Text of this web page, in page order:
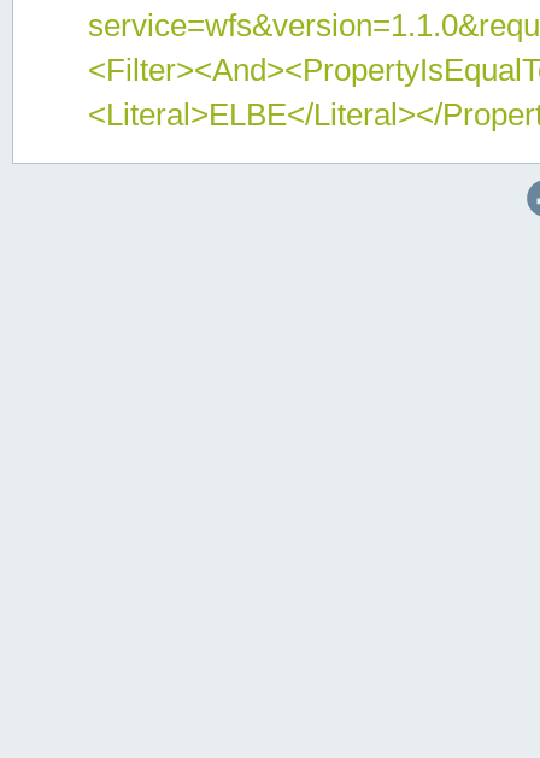
<Literal>ELBE</Literal></